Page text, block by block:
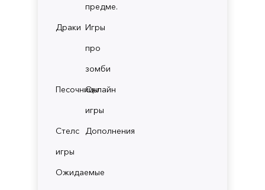
предме.
Драки Игры
про
зомби
ПесочницыОнлайн
игры
Стелс
игры
Дополнения
Ожидаемые